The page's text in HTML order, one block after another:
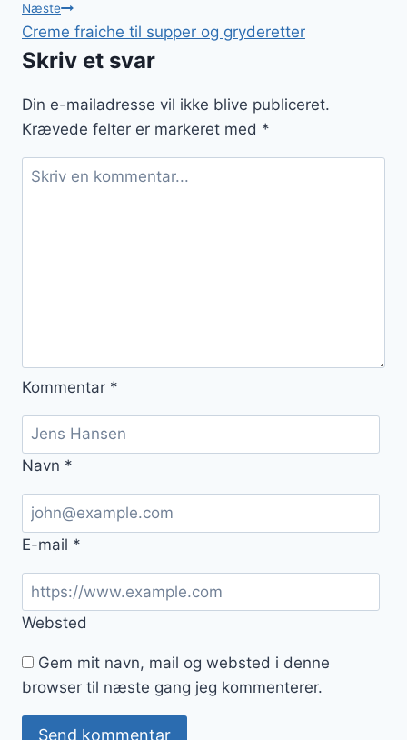
Næste
Creme fraiche til supper og gryderetter
Skriv et svar
Din e-mailadresse vil ikke blive publiceret.
Krævede felter er markeret med *
Kommentar *
Navn *
E-mail *
Websted
Gem mit navn, mail og websted i denne
browser til næste gang jeg kommenterer.